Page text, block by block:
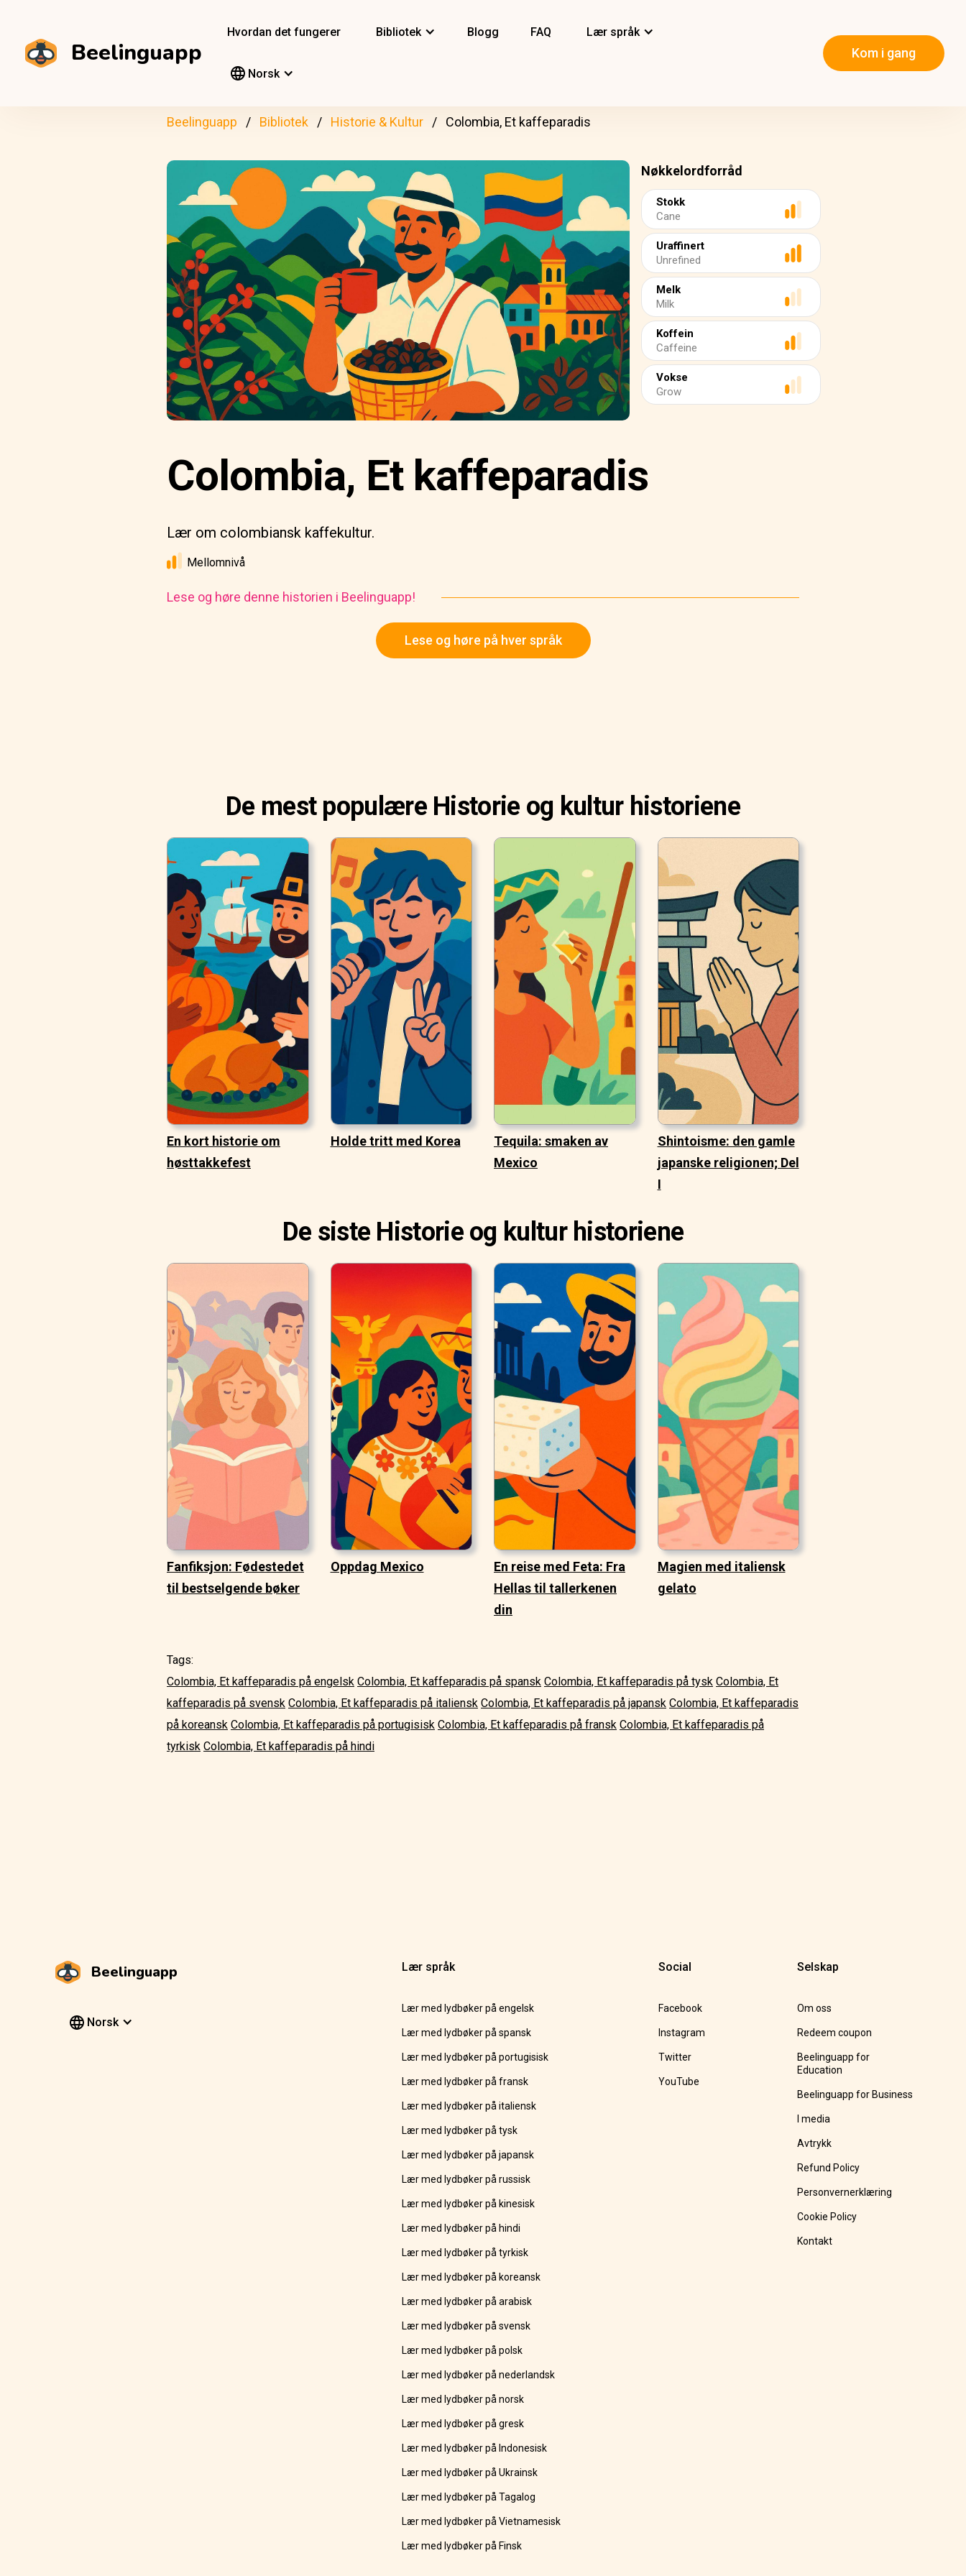
Beelinguapp
Hvordan det fungerer Bibliotek Blogg FAQ Lær språk
Norsk
Kom i gang
Beelinguapp Bibliotek Historie & Kultur Colombia, Et kaffeparadis
Nøkkelordforråd
Stokk
Cane
Uraffinert
Unrefined
Melk
Milk
Koffein
Caffeine
Vokse
Grow
Colombia, Et kaffeparadis
Lær om colombiansk kaffekultur.
Mellomnivå
Lese og høre denne historien i Beelinguapp!
Lese og høre på hver språk
De mest populære Historie og kultur historiene
En kort historie om
høsttakkefest
Holde tritt med Korea
Tequila: smaken av
Mexico
Shintoisme: den gamle
japanske religionen; Del
I
De siste Historie og kultur historiene
Fanfiksjon: Fødestedet
til bestselgende bøker
Oppdag Mexico
En reise med Feta: Fra
Hellas til tallerkenen
din
Magien med italiensk
gelato
Tags:
Colombia, Et kaffeparadis på engelsk Colombia, Et kaffeparadis på spansk Colombia, Et kaffeparadis på tysk Colombia, Et
kaffeparadis på svensk Colombia, Et kaffeparadis på italiensk Colombia, Et kaffeparadis på japansk Colombia, Et kaffeparadis
på koreansk Colombia, Et kaffeparadis på portugisisk Colombia, Et kaffeparadis på fransk Colombia, Et kaffeparadis på
tyrkisk Colombia, Et kaffeparadis på hindi
Beelinguapp
Norsk
Lær språk
Lær med lydbøker på engelsk
Lær med lydbøker på spansk
Lær med lydbøker på portugisisk
Lær med lydbøker på fransk
Lær med lydbøker på italiensk
Lær med lydbøker på tysk
Lær med lydbøker på japansk
Lær med lydbøker på russisk
Lær med lydbøker på kinesisk
Lær med lydbøker på hindi
Lær med lydbøker på tyrkisk
Lær med lydbøker på koreansk
Lær med lydbøker på arabisk
Lær med lydbøker på svensk
Lær med lydbøker på polsk
Lær med lydbøker på nederlandsk
Lær med lydbøker på norsk
Lær med lydbøker på gresk
Lær med lydbøker på Indonesisk
Lær med lydbøker på Ukrainsk
Lær med lydbøker på Tagalog
Lær med lydbøker på Vietnamesisk
Lær med lydbøker på Finsk
Social
Facebook
Instagram
Twitter
YouTube
Selskap
Om oss
Redeem coupon
Beelinguapp for
Education
Beelinguapp for Business
I media
Avtrykk
Refund Policy
Personvernerklæring
Cookie Policy
Kontakt